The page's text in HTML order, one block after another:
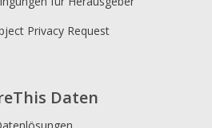
Daten
Privacy Request